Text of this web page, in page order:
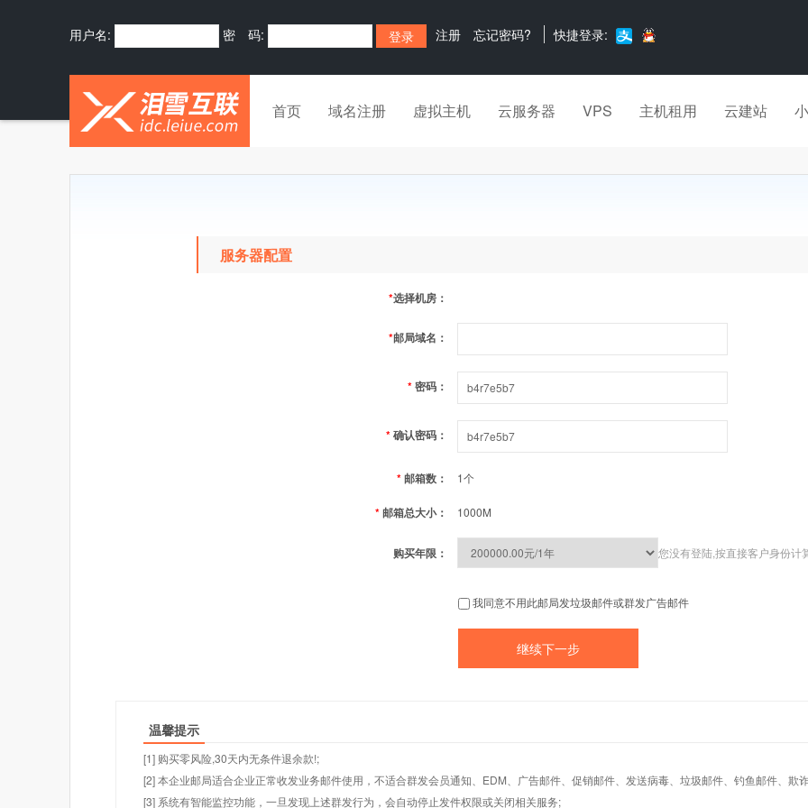
用户名: 密 码: 注册 忘记密码? 快捷登录:
首页 域名注册 虚拟主机 云服务器 VPS 主机租用 云建站
服务器配置
*选择机房：
*邮局域名：
*密码：
*确认密码：
*邮箱数： 1个
*邮箱总大小： 1000M
购买年限： 您没有登陆,按直接客户身份计
我同意不用此邮局发垃圾邮件或群发广告邮件
温馨提示
[1] 购买零风险,30天内无条件退余款!;
[2] 本企业邮局适合企业正常收发业务邮件使用，不适合群发会员通知、EDM、广告邮件、促销邮件、发送病毒、垃圾邮件、钓鱼邮件、欺
[3] 系统有智能监控功能，一旦发现上述群发行为，会自动停止发件权限或关闭相关服务;